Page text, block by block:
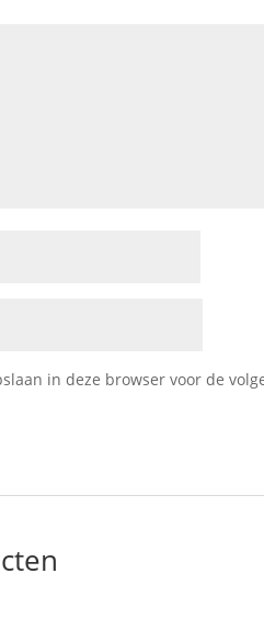
in deze browser voor de